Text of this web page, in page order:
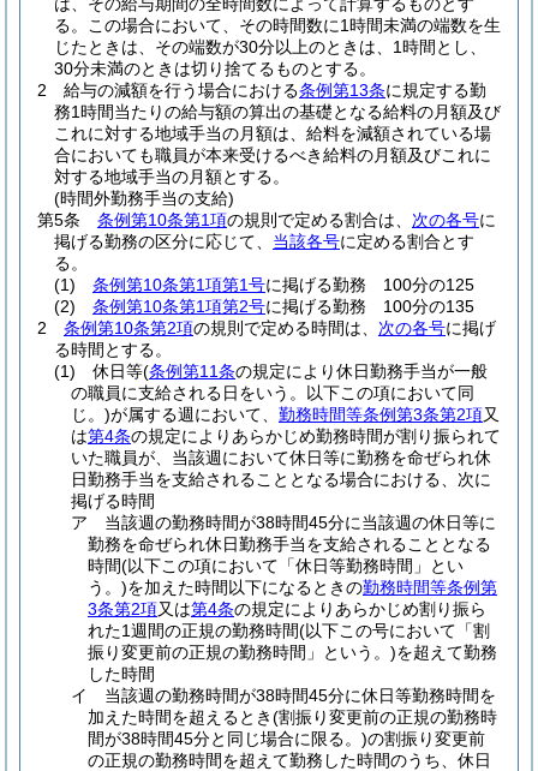
る。
この場合において、その時間数に1時間未満の端数を生
じたときは、その端数が30分以上のときは、1時間とし、
30分未満のときは切り捨てるものとする。
2
給与の減額を行う場合における条例第13条に規定する勤
務1時間当たりの給与額の算出の基礎となる給料の月額及び
これに対する地域手当の月額は、給料を減額されている場
合においても職員が本来受けるべき給料の月額及びこれに
対する地域手当の月額とする。
(時間外勤務手当の支給)
第5条
条例第10条第1項の規則で定める割合は、 次の各号に
掲げる勤務の区分に応じて、 当該各号に定める割合とす
る。
(1)
条例第10条第1項第1号に掲げる勤務 100分の125
(2)
条例第10条第1項第2号に掲げる勤務 100分の135
2
条例第10条第2項の規則で定める時間は、 次の各号に掲げ
る時間とする。
(1)
休日等(条例第11条の規定により休日勤務手当が一般
の職員に支給される日をいう。以下この項において同
じ。)が属する週において、 勤務時間等条例第3条第2項又
は第4条の規定によりあらかじめ勤務時間が割り振られて
いた職員が、当該週において休日等に勤務を命ぜられ休
日勤務手当を支給されることとなる場合における、次に
掲げる時間
ア
当該週の勤務時間が38時間45分に当該週の休日等に
勤務を命ぜられ休日勤務手当を支給されることとなる
時間(以下この項において「休日等勤務時間」とい
う。)を加えた時間以下になるときの勤務時間等条例第
3条第2項又は第4条の規定によりあらかじめ割り振ら
れた1週間の正規の勤務時間(以下この号において「割
振り変更前の正規の勤務時間」という。)を超えて勤務
した時間
イ
当該週の勤務時間が38時間45分に休日等勤務時間を
加えた時間を超えるとき(割振り変更前の正規の勤務時
間が38時間45分と同じ場合に限る。)の割振り変更前
の正規の勤務時間を超えて勤務した時間のうち、休日